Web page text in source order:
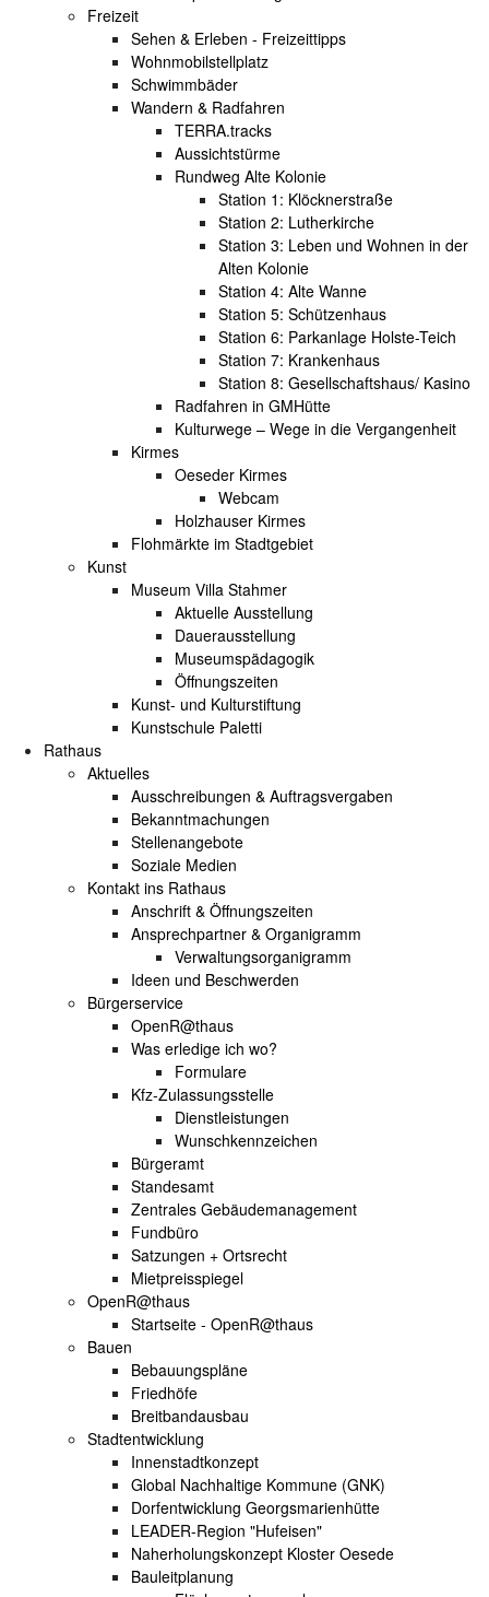
Freizeit
Sehen & Erleben - Freizeittipps
Wohnmobilstellplatz
Schwimmbäder
Wandern & Radfahren
TERRA.tracks
Aussichtstürme
Rundweg Alte Kolonie
Station 1: Klöcknerstraße
Station 2: Lutherkirche
Station 3: Leben und Wohnen in der
Alten Kolonie
Station 4: Alte Wanne
Station 5: Schützenhaus
Station 6: Parkanlage Holste-Teich
Station 7: Krankenhaus
Station 8: Gesellschaftshaus/ Kasino
Radfahren in GMHütte
Kulturwege – Wege in die Vergangenheit
Kirmes
Oeseder Kirmes
Webcam
Holzhauser Kirmes
Flohmärkte im Stadtgebiet
Kunst
Museum Villa Stahmer
Aktuelle Ausstellung
Dauerausstellung
Museumspädagogik
Öffnungszeiten
Kunst- und Kulturstiftung
Kunstschule Paletti
Rathaus
Aktuelles
Ausschreibungen & Auftragsvergaben
Bekanntmachungen
Stellenangebote
Soziale Medien
Kontakt ins Rathaus
Anschrift & Öffnungszeiten
Ansprechpartner & Organigramm
Verwaltungsorganigramm
Ideen und Beschwerden
Bürgerservice
OpenR@thaus
Was erledige ich wo?
Formulare
Kfz-Zulassungsstelle
Dienstleistungen
Wunschkennzeichen
Bürgeramt
Standesamt
Zentrales Gebäudemanagement
Fundbüro
Satzungen + Ortsrecht
Mietpreisspiegel
OpenR@thaus
Startseite - OpenR@thaus
Bauen
Bebauungspläne
Friedhöfe
Breitbandausbau
Stadtentwicklung
Innenstadtkonzept
Global Nachhaltige Kommune (GNK)
Dorfentwicklung Georgsmarienhütte
LEADER-Region "Hufeisen"
Naherholungskonzept Kloster Oesede
Bauleitplanung